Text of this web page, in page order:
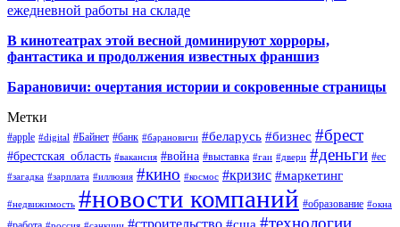
ежедневной работы на складе
В кинотеатрах этой весной доминируют хорроры,
фантастика и продолжения известных франшиз
Барановичи: очертания истории и сокровенные страницы
Метки
#apple #digital #Байнет #банк #барановичи #беларусь #бизнес #брест
#брестская_область #вакансия #война #выставка #гаи #двери #деньги #ес
#загадка #зарплата #иллюзия #кино #космос #кризис #маркетинг
#недвижимость #новости компаний #образование #окна
#строительство #технологии